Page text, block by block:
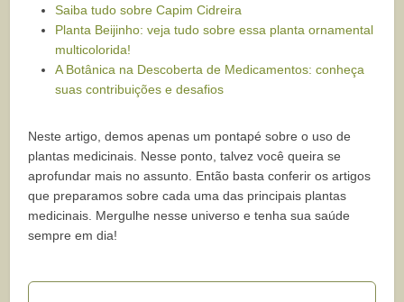
Saiba tudo sobre Capim Cidreira
Planta Beijinho: veja tudo sobre essa planta ornamental
multicolorida!
A Botânica na Descoberta de Medicamentos: conheça
suas contribuições e desafios
Neste artigo, demos apenas um pontapé sobre o uso de
plantas medicinais. Nesse ponto, talvez você queira se
aprofundar mais no assunto. Então basta conferir os artigos
que preparamos sobre cada uma das principais plantas
medicinais. Mergulhe nesse universo e tenha sua saúde
sempre em dia!